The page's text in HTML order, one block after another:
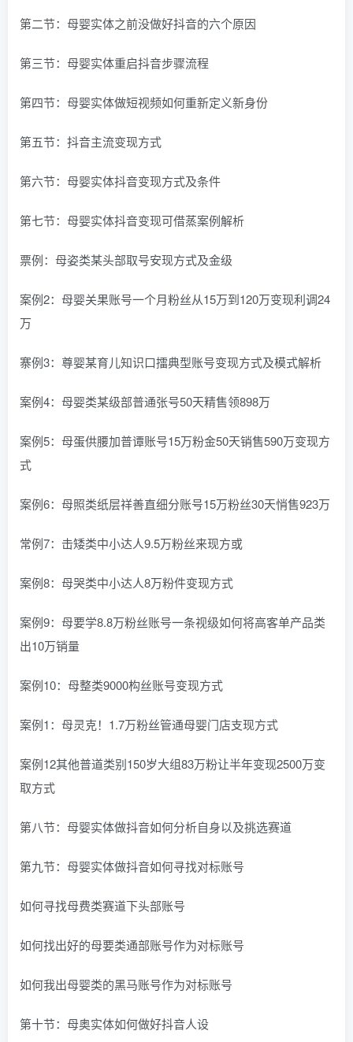
第二节：母婴实体之前没做好抖音的六个原因
第三节：母婴实体重启抖音步骤流程
第四节：母婴实体做短视频如何重新定义新身份
第五节：抖音主流变现方式
第六节：母婴实体抖音变现方式及条件
第七节：母婴实体抖音变现可借蒸案例解析
票例：母姿类某头部取号安现方式及金级
案例2：母婴关果账号一个月粉丝从15万到120万变现利调24
万
寨例3：尊婴某育儿知识口擂典型账号变现方式及模式解析
案例4：母婴类某级部普通张号50天精售领898万
案例5：母蛋供腰加普谭账号15万粉金50天销售590万变现方
式
案例6：母照类纸层祥善直细分账号15万粉丝30天悄售923万
常例7：击矮类中小达人9.5万粉丝来现方或
案例8：母哭类中小达人8万粉件变现方式
案例9：母要学8.8万粉丝账号一条视级如何将高客单产品类
出10万销量
案例10：母整类9000构丝账号变现方式
案例1：母灵克！1.7万粉丝管通母婴门店支现方式
案例12其他普道类别150岁大组83万粉让半年变现2500万变
取方式
第八节：母婴实体做抖音如何分析自身以及挑选赛道
第九节：母婴实体做抖音如何寻找对标账号
如何寻找母费类赛道下头部账号
如何找出好的母要类通部账号作为对标账号
如何我出母婴类的黑马账号作为对标账号
第十节：母奥实体如何做好抖音人设